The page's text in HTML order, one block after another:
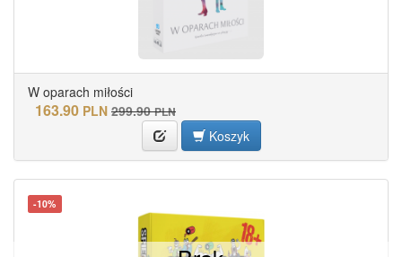
W oparach miłości
163.90 PLN 299.90 PLN
Koszyk
-10%